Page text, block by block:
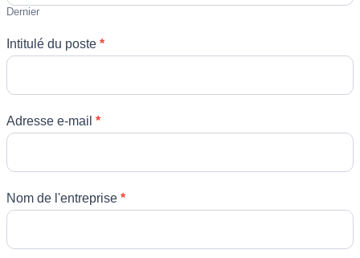
Dernier
Intitulé du poste *
Adresse e-mail *
Nom de l'entreprise *